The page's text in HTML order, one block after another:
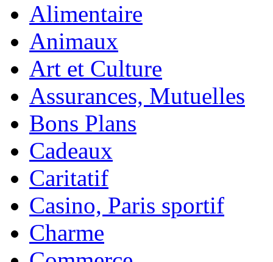
Alimentaire
Animaux
Art et Culture
Assurances, Mutuelles
Bons Plans
Cadeaux
Caritatif
Casino, Paris sportif
Charme